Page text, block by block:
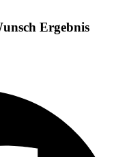
Ergebnis